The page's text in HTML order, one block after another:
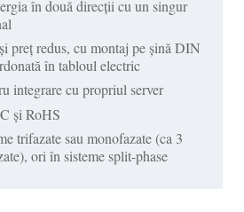
în două direcții cu un singur
preț redus, cu montaj pe șină DIN
în tabloul electric
integrare cu propriul server
și RoHS
trifazate sau monofazate (ca 3
ori în sisteme split-phase